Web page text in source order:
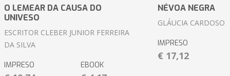
O LEMEAR DA CAUSA DO
UNIVESO
ESCRITOR CLEBER JUNIOR FERREIRA
DA SILVA
IMPRESO EBOOK
NÉVOA NEGRA
GLÁUCIA CARDOSO
IMPRESO
€ 17,12